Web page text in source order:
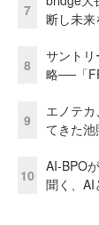
7
断し未
8
サント
略──「
9
エノテ
てきた
10
AI-BPO
聞く、AI